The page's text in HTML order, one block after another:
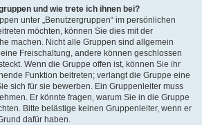
und wie trete ich ihnen bei?
unter „Benutzergruppen“ im persönlichen
möchten, können Sie dies mit der
machen. Nicht alle Gruppen sind allgemein
Freischaltung, andere können geschlossen
Wenn die Gruppe offen ist, können Sie ihr
Funktion beitreten; verlangt die Gruppe eine
sich für sie bewerben. Ein Gruppenleiter muss
Er könnte fragen, warum Sie in die Gruppe
Bitte belästige keinen Gruppenleiter, wenn er
dafür haben.